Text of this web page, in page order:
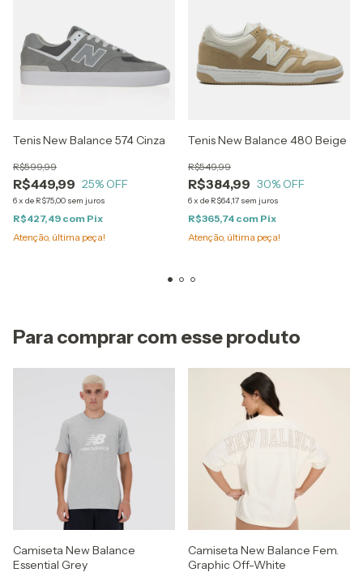
Tenis New Balance 574 Cinza
R$449,99
R$599,99
25% OFF
6x de R$75,00 sem juros
R$427,49 com Pix
Atenção, última peça!
Tenis New Balance 480 Beige
R$384,99
R$549,99
30% OFF
6x de R$64,17 sem juros
R$365,74 com Pix
Atenção, última peça!
Para comprar com esse produto
Camiseta New Balance
Essential Grey
Camiseta New Balance Fem.
Graphic Off-White